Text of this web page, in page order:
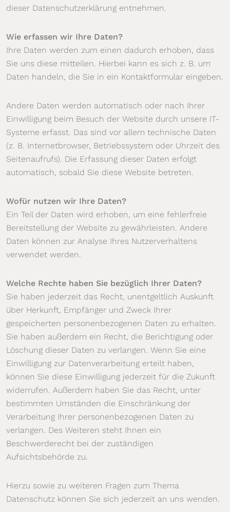
dieser Datenschutzerklärung entnehmen.
Wie erfassen wir Ihre Daten?
Ihre Daten werden zum einen dadurch erhoben, dass
Sie uns diese mitteilen. Hierbei kann es sich z. B. um
Daten handeln, die Sie in ein Kontaktformular eingeben.
Andere Daten werden automatisch oder nach Ihrer
Einwilligung beim Besuch der Website durch unsere IT-
Systeme erfasst. Das sind vor allem technische Daten
(z. B. Internetbrowser, Betriebssystem oder Uhrzeit des
Seitenaufrufs). Die Erfassung dieser Daten erfolgt
automatisch, sobald Sie diese Website betreten.
Wofür nutzen wir Ihre Daten?
Ein Teil der Daten wird erhoben, um eine fehlerfreie
Bereitstellung der Website zu gewährleisten. Andere
Daten können zur Analyse Ihres Nutzerverhaltens
verwendet werden.
Welche Rechte haben Sie bezüglich Ihrer Daten?
Sie haben jederzeit das Recht, unentgeltlich Auskunft
über Herkunft, Empfänger und Zweck Ihrer
gespeicherten personenbezogenen Daten zu erhalten.
Sie haben außerdem ein Recht, die Berichtigung oder
Löschung dieser Daten zu verlangen. Wenn Sie eine
Einwilligung zur Datenverarbeitung erteilt haben,
können Sie diese Einwilligung jederzeit für die Zukunft
widerrufen. Außerdem haben Sie das Recht, unter
bestimmten Umständen die Einschränkung der
Verarbeitung Ihrer personenbezogenen Daten zu
verlangen. Des Weiteren steht Ihnen ein
Beschwerderecht bei der zuständigen
Aufsichtsbehörde zu.
Hierzu sowie zu weiteren Fragen zum Thema
Datenschutz können Sie sich jederzeit an uns wenden.